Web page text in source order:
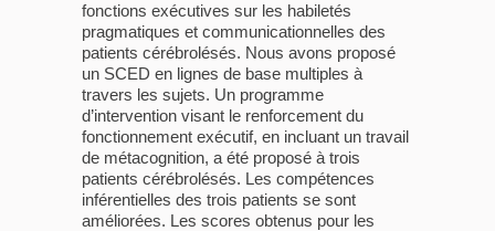
fonctions exécutives sur les habiletés
pragmatiques et communicationnelles des
patients cérébrolésés. Nous avons proposé
un SCED en lignes de base multiples à
travers les sujets. Un programme
d’intervention visant le renforcement du
fonctionnement exécutif, en incluant un travail
de métacognition, a été proposé à trois
patients cérébrolésés. Les compétences
inférentielles des trois patients se sont
améliorées. Les scores obtenus pour les